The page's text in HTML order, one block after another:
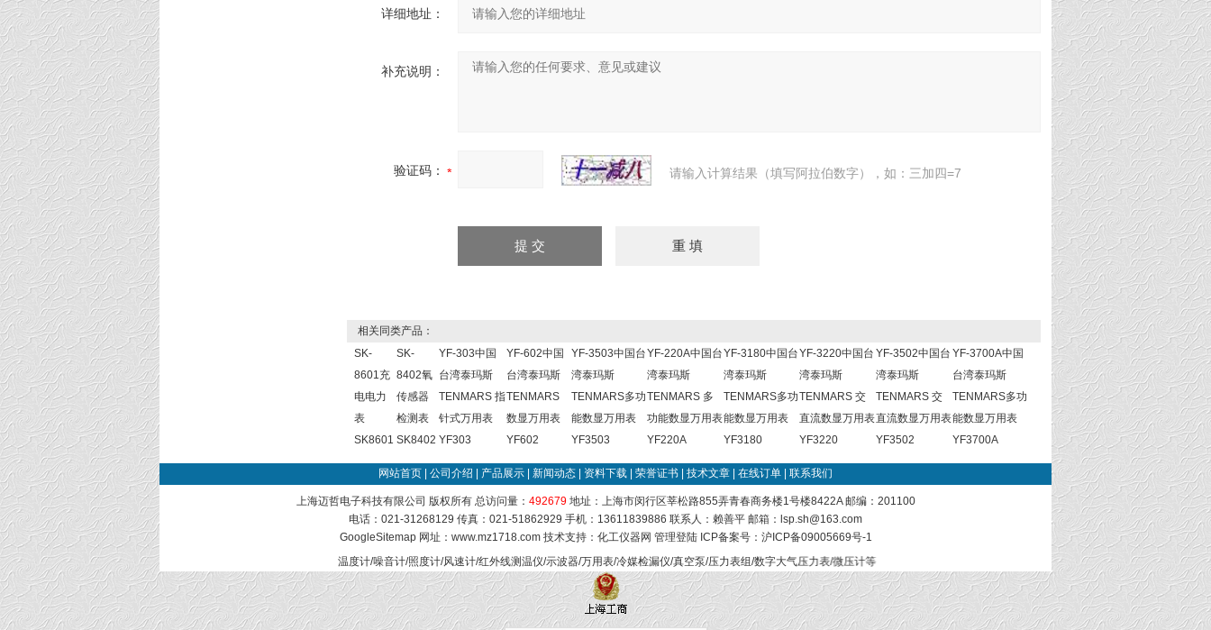
详细地址：
补充说明：
验证码： 请输入计算结果（填写阿拉伯数字），如：三加四=7
相关同类产品：
SK-
8601充
电电力
表
SK8601
SK-
8402氧
传感器
检测表
SK8402
YF-303中国
台湾泰玛斯
TENMARS 指
针式万用表
YF303
YF-602中国
台湾泰玛斯
TENMARS
数显万用表
YF602
YF-3503中国台
湾泰玛斯
TENMARS多功
能数显万用表
YF3503
YF-220A中国台
湾泰玛斯
TENMARS 多
功能数显万用表
YF220A
YF-3180中国台
湾泰玛斯
TENMARS多功
能数显万用表
YF3180
YF-3220中国台
湾泰玛斯
TENMARS 交
直流数显万用表
YF3220
YF-3502中国台
湾泰玛斯
TENMARS 交
直流数显万用表
YF3502
YF-3700A中国
台湾泰玛斯
TENMARS多功
能数显万用表
YF3700A
网站首页 公司介绍 产品展示 新闻动态 资料下载 荣誉证书 技术文章 在线订单 联系我们
上海迈哲电子科技有限公司 版权所有 总访问量： 492679地址：上海市闵行区莘松路855弄青春商务楼1号楼8422A 邮编：201100
电话：021-31268129 传真：021-51862929 手机：13611839886 联系人：赖善平 邮箱： lsp.sh@163.com
GoogleSitemap网址：www.mz1718.com 技术支持： 化工仪器网 管理登陆ICP备案号： 沪ICP备09005669号-1
温度计/噪音计/照度计/风速计/红外线测温仪/示波器/万用表/冷媒检漏仪/真空泵/压力表组/数字大气压力表/微压计等